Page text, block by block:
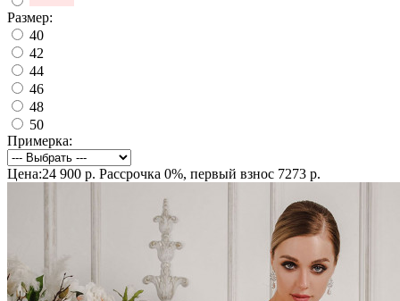
Размер:
40
42
44
46
48
50
Примерка:
Цена:24 900 р. Рассрочка 0%, первый взнос 7273 р.